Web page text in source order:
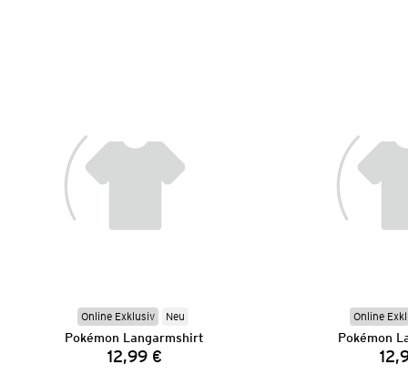
Online Exklusiv Neu
Pokémon Langarmshirt
Preis:
12,99 €
Online
Pokémon